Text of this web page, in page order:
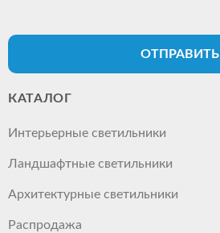
ОТПРАВИТЬ
КАТАЛОГ
Интерьерные светильники
Ландшафтные светильники
Архитектурные светильники
Распродажа